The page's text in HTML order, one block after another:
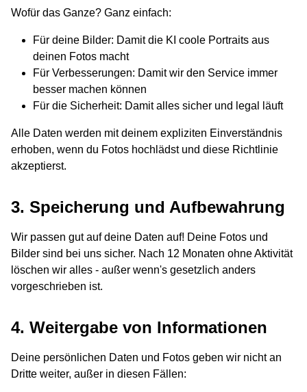
Wofür das Ganze? Ganz einfach:
Für deine Bilder: Damit die KI coole Portraits aus
deinen Fotos macht
Für Verbesserungen: Damit wir den Service immer
besser machen können
Für die Sicherheit: Damit alles sicher und legal läuft
Alle Daten werden mit deinem expliziten Einverständnis
erhoben, wenn du Fotos hochlädst und diese Richtlinie
akzeptierst.
3. Speicherung und Aufbewahrung
Wir passen gut auf deine Daten auf! Deine Fotos und
Bilder sind bei uns sicher. Nach 12 Monaten ohne Aktivität
löschen wir alles - außer wenn's gesetzlich anders
vorgeschrieben ist.
4. Weitergabe von Informationen
Deine persönlichen Daten und Fotos geben wir nicht an
Dritte weiter, außer in diesen Fällen: